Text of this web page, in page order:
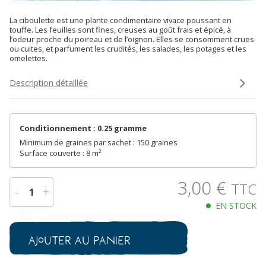
La ciboulette est une plante condimentaire vivace poussant en
touffe. Les feuilles sont fines, creuses au goût frais et épicé, à
l’odeur proche du poireau et de l’oignon. Elles se consomment crues
ou cuites, et parfument les crudités, les salades, les potages et les
omelettes.
Description détaillée
Conditionnement : 0.25 gramme
Minimum de graines par sachet : 150 graines
Surface couverte : 8 m²
- 1 +
de
Ciboulette
Bio
3,00 € TTC
EN STOCK
Ajouter au panier